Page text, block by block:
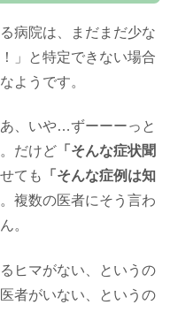
病院は、まだまだ少な
」と特定できない場合
ようです。
、いや…ずーーーっと
だけど 「そんな症状聞
ても
「そんな症例は知
複数の医者にそう言わ
。
ヒマがない、というの
者がいない、というの